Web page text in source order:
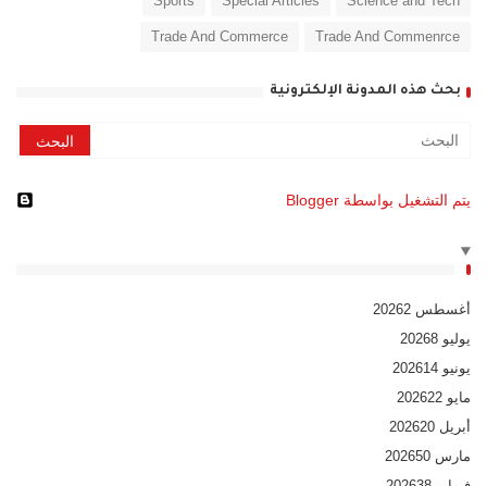
Trade And Commenrce
Trade And Commerce
بحث هذه المدونة الإلكترونية
‏يتم التشغيل بواسطة Blogger
أغسطس 2026 2
يوليو 2026 8
يونيو 2026 14
مايو 2026 22
أبريل 2026 20
مارس 2026 50